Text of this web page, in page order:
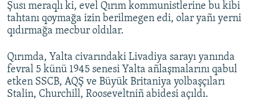
Şusı meraqlı ki, evel Qırım kommunistlerine bu kibi
tahtanı qoymağa izin berilmegen edi, olar yañı yerni
qıdırmağa mecbur oldılar.
Qırımda, Yalta civarındaki Livadiya sarayı yanında
fevral 5 künü 1945 senesi Yalta añlaşmalarını qabul
etken SSCB, AQŞ ve Büyük Britaniya yolbaşçıları
Stalin, Churchill, Rooseveltniñ abidesi açıldı.